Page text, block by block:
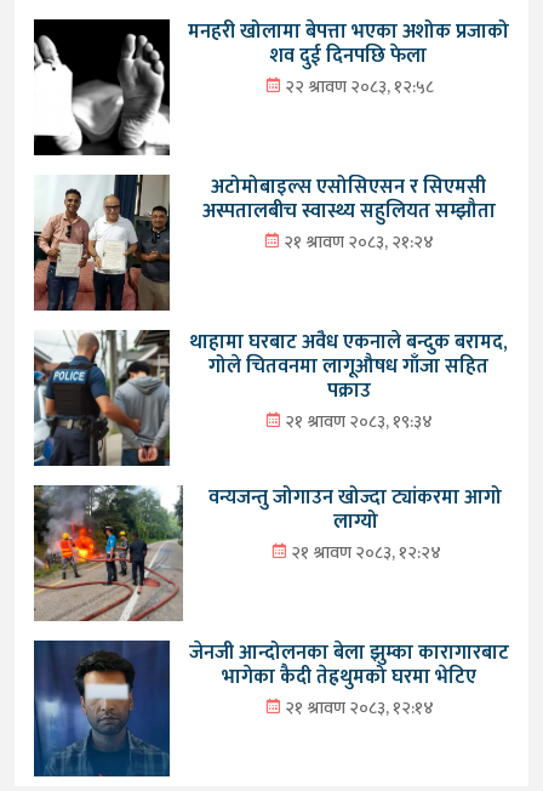
मनहरी खोलामा बेपत्ता भएका अशोक प्रजाको
शव दुई दिनपछि फेला
२२ श्रावण २०८३, १२:५८
अटोमोबाइल्स एसोसिएसन र सिएमसी
अस्पतालबीच स्वास्थ्य सहुलियत सम्झौता
२१ श्रावण २०८३, २१:२४
थाहामा घरबाट अवैध एकनाले बन्दुक बरामद,
गोले चितवनमा लागूऔषध गाँजा सहित
पक्राउ
२१ श्रावण २०८३, १९:३४
वन्यजन्तु जोगाउन खोज्दा ट्यांकरमा आगो
लाग्यो
२१ श्रावण २०८३, १२:२४
जेनजी आन्दोलनका बेला झुम्का कारागारबाट
भागेका कैदी तेह्रथुमको घरमा भेटिए
२१ श्रावण २०८३, १२:१४